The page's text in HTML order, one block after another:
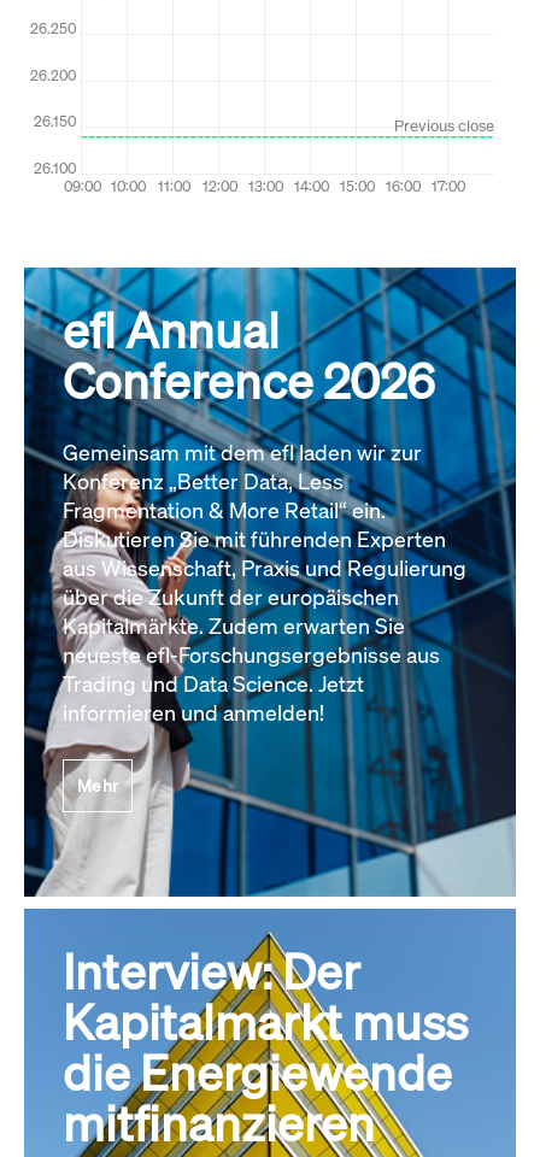
efl Annual
Conference 2026
Gemeinsam mit dem efl laden wir zur
Konferenz „Better Data, Less
Fragmentation & More Retail“ ein.
Diskutieren Sie mit führenden Experten
aus Wissenschaft, Praxis und Regulierung
über die Zukunft der europäischen
Kapitalmärkte. Zudem erwarten Sie
neueste efl-Forschungsergebnisse aus
Trading und Data Science. Jetzt
informieren und anmelden!
Mehr
Interview: Der
Kapitalmarkt muss
die Energiewende
mitfinanzieren